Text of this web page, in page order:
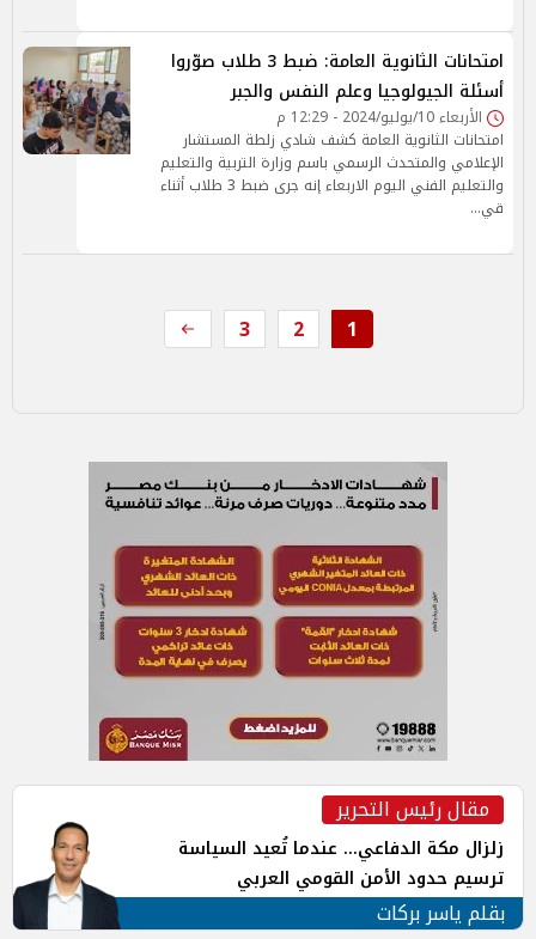
امتحانات الثانوية العامة: ضبط 3 طلاب صوّروا
أسئلة الجيولوجيا وعلم النفس والجبر
الأربعاء 10/يوليو/2024 - 12:29 م
امتحانات الثانوية العامة كشف شادي زلطة المستشار
الإعلامي والمتحدث الرسمي باسم وزارة التربية والتعليم
والتعليم الفني اليوم الاربعاء إنه جرى ضبط 3 طلاب أثناء
قي…
1
2
3
مقال رئيس التحرير
زلزال مكة الدفاعي... عندما تُعيد السياسة
ترسيم حدود الأمن القومي العربي
بقلم ياسر بركات